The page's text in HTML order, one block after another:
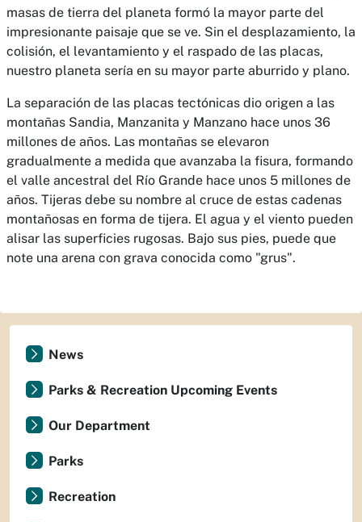
masas de tierra del planeta formó la mayor parte del
impresionante paisaje que se ve. Sin el desplazamiento, la
colisión, el levantamiento y el raspado de las placas,
nuestro planeta sería en su mayor parte aburrido y plano.
La separación de las placas tectónicas dio origen a las
montañas Sandia, Manzanita y Manzano hace unos 36
millones de años. Las montañas se elevaron
gradualmente a medida que avanzaba la fisura, formando
el valle ancestral del Río Grande hace unos 5 millones de
años. Tijeras debe su nombre al cruce de estas cadenas
montañosas en forma de tijera. El agua y el viento pueden
alisar las superficies rugosas. Bajo sus pies, puede que
note una arena con grava conocida como "grus".
News
Parks & Recreation Upcoming Events
Our Department
Parks
Recreation